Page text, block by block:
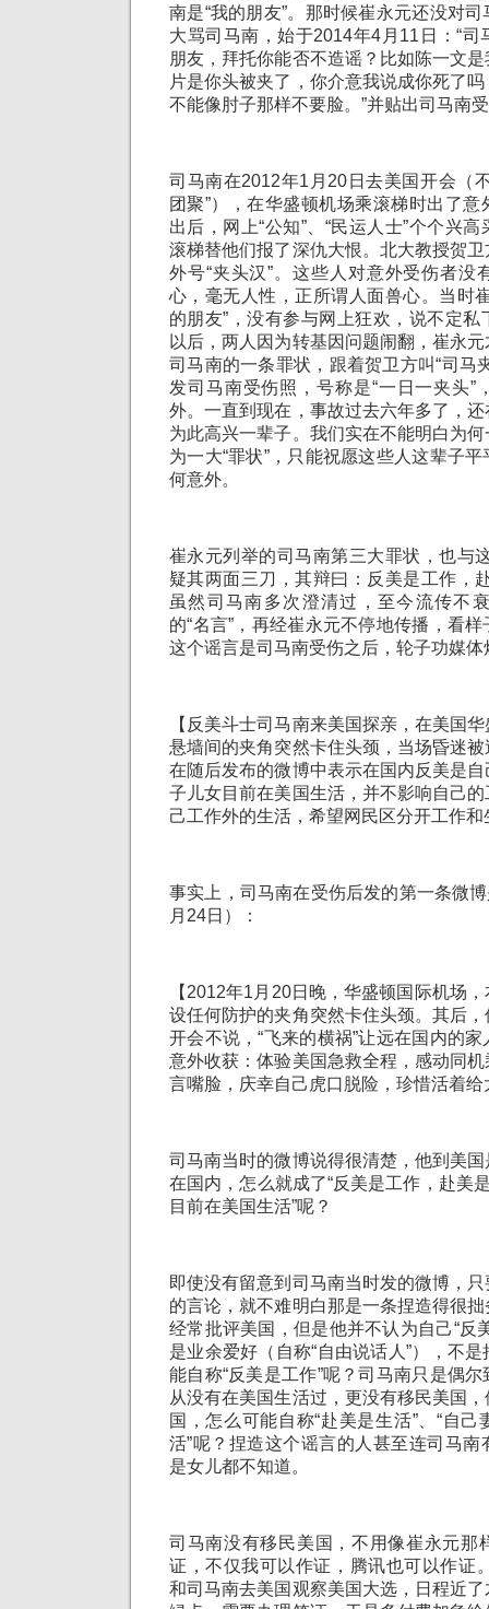
南是“我的朋友”。那时候崔永元还没对
大骂司马南，始于2014年4月11日：“司
朋友，拜托你能否不造谣？比如陈一文
片是你头被夹了，你介意我说成你死了
不能像肘子那样不要脸。”并贴出司马南
司马南在2012年1月20日去美国开会（
团聚”），在华盛顿机场乘滚梯时出了
出后，网上“公知”、“民运人士”个个兴
滚梯替他们报了深仇大恨。北大教授贺
外号“夹头汉”。这些人对意外受伤者没
心，毫无人性，正所谓人面兽心。当时
的朋友”，没有参与网上狂欢，说不定
以后，两人因为转基因问题闹翻，崔永
司马南的一条罪状，跟着贺卫方叫“司马
发司马南受伤照，号称是“一日一夹头”
外。一直到现在，事故过去六年多了，
为此高兴一辈子。我们实在不能明白为
为一大“罪状”，只能祝愿这些人这辈子
何意外。
崔永元列举的司马南第三大罪状，也与
疑其两面三刀，其辩曰：反美是工作，
虽然司马南多次澄清过，至今流传不
的“名言”，再经崔永元不停地传播，看
这个谣言是司马南受伤之后，轮子功媒体
【反美斗士司马南来美国探亲，在美国
悬墙间的夹角突然卡住头颈，当场昏迷
在随后发布的微博中表示在国内反美是
子儿女目前在美国生活，并不影响自己
己工作外的生活，希望网民区分开工作和
事实上，司马南在受伤后发的第一条微
月24日）：
【2012年1月20日晚，华盛顿国际机场
设任何防护的夹角突然卡住头颈。其后
开会不说，“飞来的横祸”让远在国内的
意外收获：体验美国急救全程，感动同
言嘴脸，庆幸自己虎口脱险，珍惜活着给
司马南当时的微博说得很清楚，他到美
在国内，怎么就成了“反美是工作，赴美
目前在美国生活”呢？
即使没有留意到司马南当时发的微博，
的言论，就不难明白那是一条捏造得很
经常批评美国，但是他并不认为自己“反
是业余爱好（自称“自由说话人”），不
能自称“反美是工作”呢？司马南只是偶
从没有在美国生活过，更没有移民美国
国，怎么可能自称“赴美是生活”、“自
活”呢？捏造这个谣言的人甚至连司马
是女儿都不知道。
司马南没有移民美国，不用像崔永元那
证，不仅我可以作证，腾讯也可以作证
和司马南去美国观察美国大选，日程近